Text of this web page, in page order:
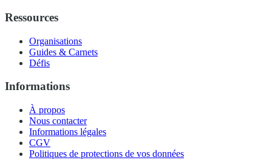
Ressources
Organisations
Guides & Carnets
Défis
Informations
À propos
Nous contacter
Informations légales
CGV
Politiques de protections de vos données